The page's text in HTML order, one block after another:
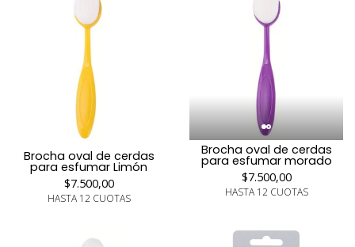
Brocha oval de cerdas
para esfumar Limón
$7.500,00
HASTA 12 CUOTAS
Brocha oval de cerdas
para esfumar morado
$7.500,00
HASTA 12 CUOTAS